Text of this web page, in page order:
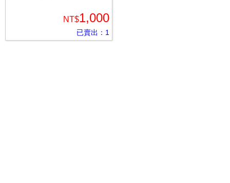
NT$1,000
已賣出：1